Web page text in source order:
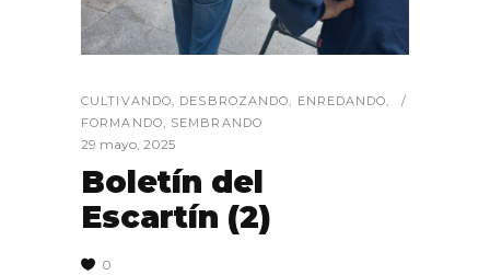
CULTIVANDO, DESBROZANDO, ENREDANDO,
FORMANDO, SEMBRANDO
29 mayo, 2025
Boletín del
Escartín (2)
0